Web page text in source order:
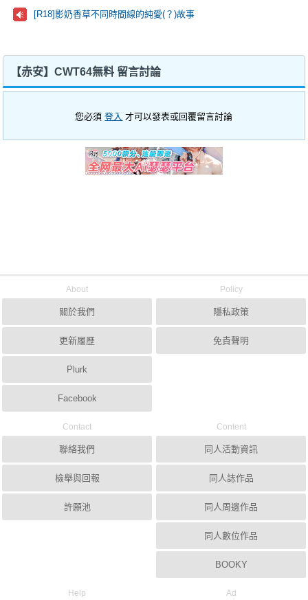
[R18]影奶香草不同時間線的純愛(？)故事
【赤安】CWT64無料 留言討論
您必須登入 才可以發表或回覆留言討論
About
關於我們
更新履歷
Plurk
Facebook
Policy
隱私政策
免責聲明
Contact
聯絡我們
檢舉與回報
許願池
Content
同人活動資訊
同人誌作品
同人周邊作品
同人數位作品
BOOKY
Help Ad